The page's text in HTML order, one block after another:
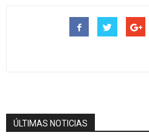
ÚLTIMAS NOTICIAS